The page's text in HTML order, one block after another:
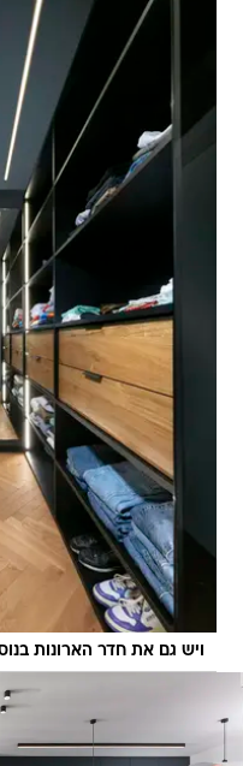
ויש גם את חדר הארונות